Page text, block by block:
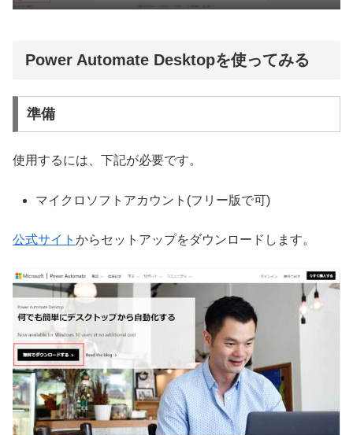
Power Automate Desktopを使ってみる
準備
使用するには、下記が必要です。
マイクロソフトアカウント(フリー版で可)
公式サイト からセットアップをダウンロードします。